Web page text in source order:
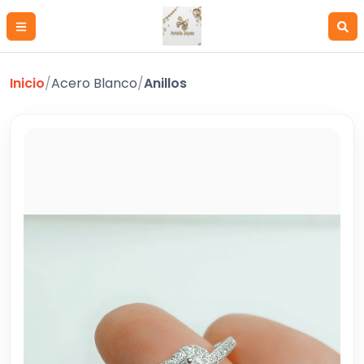
Inicio/Acero Blanco/Anillos